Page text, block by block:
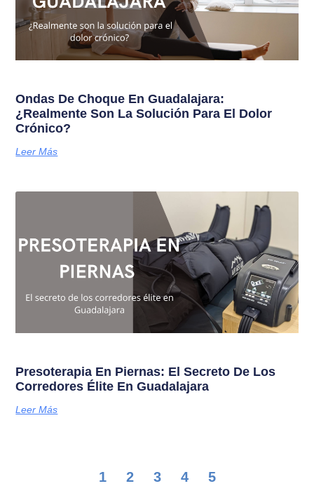
Ondas De Choque En Guadalajara:
¿Realmente Son La Solución Para El Dolor
Crónico?
Leer Más
Presoterapia En Piernas: El Secreto De Los
Corredores Élite En Guadalajara
Leer Más
1 2 3 4 5